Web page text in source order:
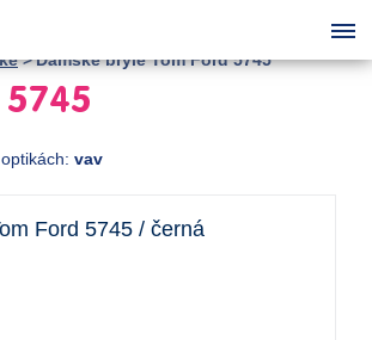
Dámské brýle Tom Ford 5745
5745
vav